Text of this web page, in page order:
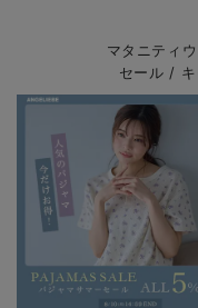
マタニティ
セール /